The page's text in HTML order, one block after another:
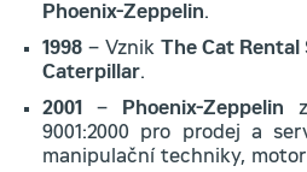
Phoenix-Zeppelin.
1998 – Vznik The Cat
Caterpillar.
2001
– Phoenix-Zeppelin
9001:2000 pro prodej a
manipulační techniky,